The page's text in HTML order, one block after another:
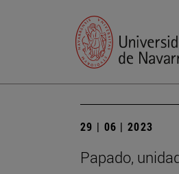
29 | 06 | 2023
Papado,